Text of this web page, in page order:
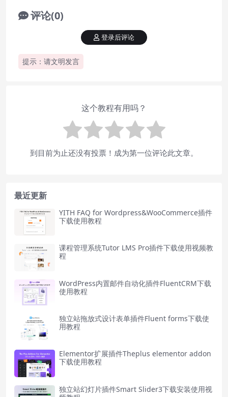
评论(0)
提示：请文明发言
登录后评论
这个教程有用吗？
到目前为止还没有投票！成为第一位评论此文章。
最近更新
YITH FAQ for Wordpress&WooCommerce插件
下载使用教程
课程管理系统Tutor LMS Pro插件下载使用视频教
程
WordPress内置邮件自动化插件FluentCRM下载
使用教程
独立站拖放式设计表单插件Fluent forms下载使
用教程
Elementor扩展插件Theplus elementor addon
下载使用教程
独立站幻灯片插件Smart Slider3下载安装使用视